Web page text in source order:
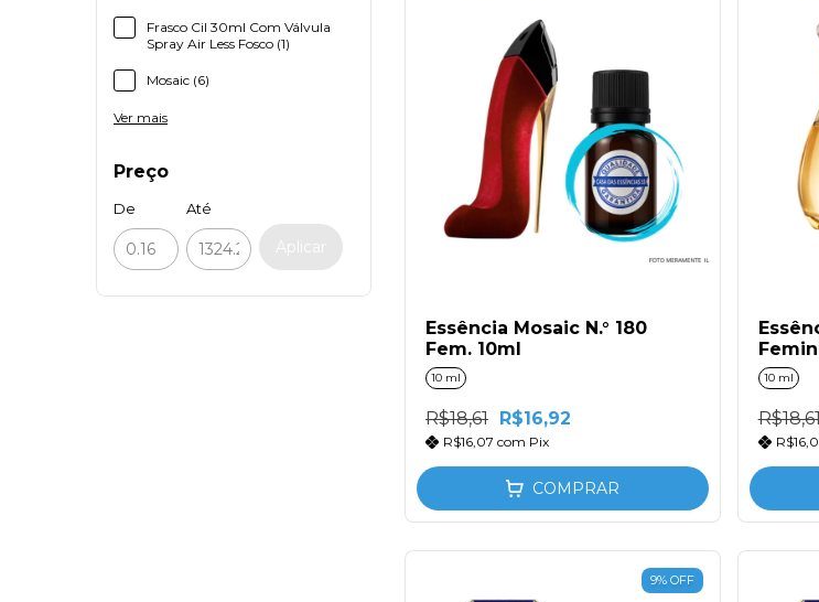
Frasco Cil 30ml Com Válvula
Spray Air Less Fosco (1)
Mosaic (6)
Ver mais
Preço
De Até
Aplicar
Essência Mosaic N.° 180
Fem. 10ml
10 ml
R$18,61 R$16,92
R$16,07 com Pix
COMPRAR
10 ml
9% OFF